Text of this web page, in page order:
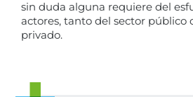
sin duda alguna requiere del
actores, tanto del sector público
privado.